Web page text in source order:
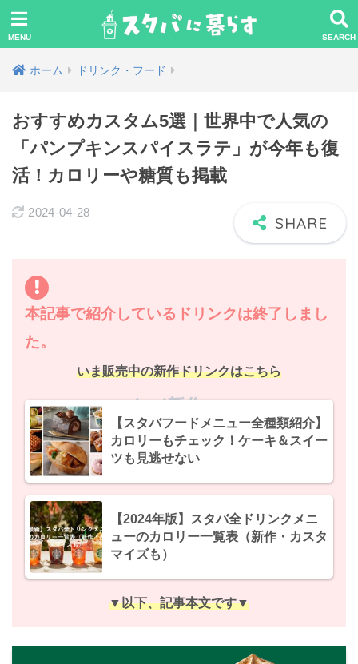
ホーム ドリンク・フード
おすすめカスタム5選｜世界中で人気の
「パンプキンスパイスラテ」が今年も復
活！カロリーや糖質も掲載
2024-04-28
本記事で紹介しているドリンクは終了しまし
た。
いま販売中の新作ドリンクはこちら
スタバ新作2024
【スタバフードメニュー全種類紹介】
カロリーもチェック！ケーキ＆スイー
ツも見逃せない
【2024年版】スタバ全ドリンクメニ
ューのカロリー一覧表（新作・カスタ
マイズも）
▼以下、記事本文です▼